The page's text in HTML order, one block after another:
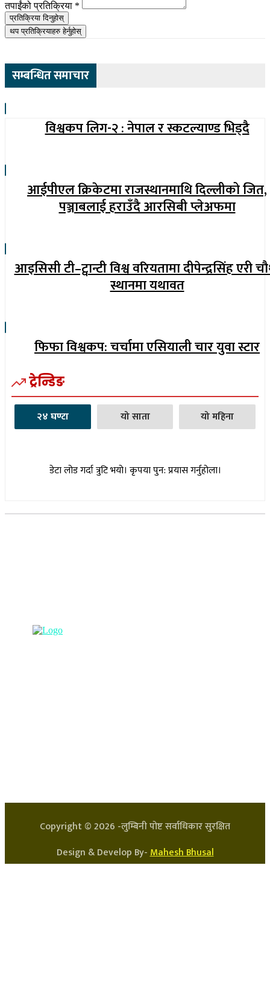
तपाईंको प्रतिक्रिया *
प्रतिक्रिया दिनुहोस्
थप प्रतिक्रियाहरु हेर्नुहोस्
सम्बन्धित समाचार
विश्वकप लिग-२ : नेपाल र स्कटल्याण्ड भिड्दै
आईपीएल क्रिकेटमा राजस्थानमाथि दिल्लीको जित,
पञ्जाबलाई हराउँदै आरसिबी प्लेअफमा
आइसिसी टी–ट्वान्टी विश्व वरियतामा दीपेन्द्रसिंह एरी
स्थानमा यथावत
फिफा विश्वकप: चर्चामा एसियाली चार युवा स्टार
ट्रेन्डिङ
२४ घण्टा यो साता यो महिना
डेटा लोड गर्दा त्रुटि भयो। कृपया पुन: प्रयास गर्नुहोला।
Copyright ©2026 -लुम्बिनी पोष्ट सर्वाधिकार सुरक्षित
Design & Develop By-Mahesh Bhusal